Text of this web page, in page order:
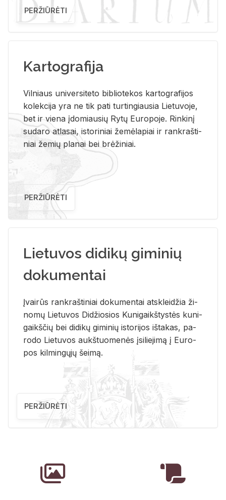
PERŽIŪRĖTI
Kartografija
Vil­niaus uni­ver­si­te­to bi­b­lio­te­kos kar­to­gra­fi­jos
ko­lek­ci­ja yra ne tik pati tur­tin­giau­sia Lie­tu­vo­je,
bet ir vie­na įdo­miau­sių Rytų Eu­ro­po­je. Rin­ki­nį
su­da­ro at­la­sai, is­to­ri­niai že­mė­la­piai ir rank­raš­ti­
niai že­mių pla­nai bei brė­ži­niai.
PERŽIŪRĖTI
Lietuvos didikų giminių
dokumentai
Įvai­rūs rank­raš­ti­niai do­ku­men­tai at­sklei­džia ži­
no­mų Lie­tu­vos Di­džio­sios Ku­ni­gaikš­tys­tės ku­ni­
gaikš­čių bei di­di­kų gi­mi­nių is­to­ri­jos iš­ta­kas, pa­
ro­do Lie­tu­vos aukš­tuo­me­nės įsi­lie­ji­mą į Eu­ro­
pos kil­min­gų­jų šei­mą.
PERŽIŪRĖTI